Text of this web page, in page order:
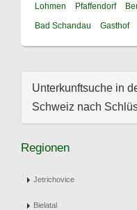
Lohmen Pfaffendorf
Bad Schandau
Gasthof
Unterkunftsuche in
Schweiz nach
Regionen
Jetrichovice
Bielatal